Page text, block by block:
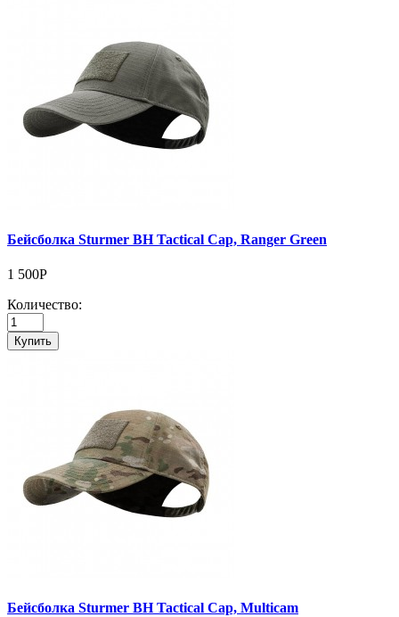
Бейсболка Sturmer BH Tactical Cap, Ranger Green
1 500Р
Количество:
Купить
Бейсболка Sturmer BH Tactical Cap, Multicam